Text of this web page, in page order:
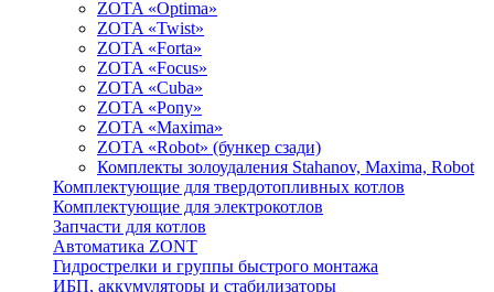
ZOTA «Optima»
ZOTA «Twist»
ZOTA «Forta»
ZOTA «Focus»
ZOTA «Cuba»
ZOTA «Pony»
ZOTA «Maxima»
ZOTA «Robot» (бункер сзади)
Комплекты золоудаления Stahanov, Maxima, Robot
Комплектующие для твердотопливных котлов
Комплектующие для электрокотлов
Запчасти для котлов
Автоматика ZONT
Гидрострелки и группы быстрого монтажа
ИБП, аккумуляторы и стабилизаторы